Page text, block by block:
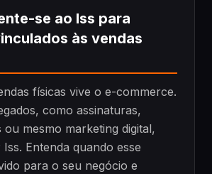
se ao Iss para
às vendas
físicas vive o e-commerce.
como assinaturas,
ou mesmo marketing digital,
Entenda quando esse
para o seu negócio e